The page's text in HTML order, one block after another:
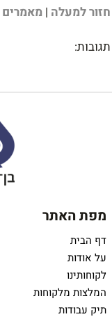
חזור למעלה | מאמרים
תגובות:
מפת האתר
דף הבית
על אודות
לקוחותינו
המלצות מלקוחות
תיק עבודות